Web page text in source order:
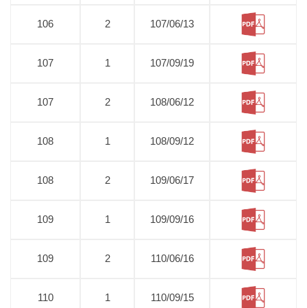
106 2 107/06/13
107 1 107/09/19
107 2 108/06/12
108 1 108/09/12
108 2 109/06/17
109 1 109/09/16
109 2 110/06/16
110 1 110/09/15